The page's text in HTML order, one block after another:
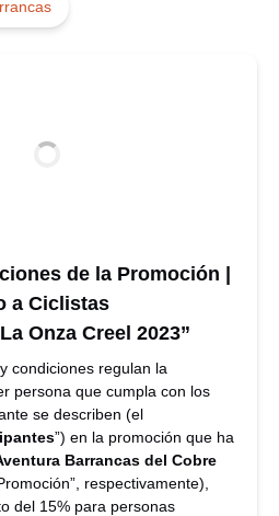
de la Promoción |
a Ciclistas
Onza Creel 2023”
condiciones regulan la
persona que cumpla con los
se describen (el
”) en la promoción que ha
Barrancas del Cobre
respectivamente),
del 15% para personas